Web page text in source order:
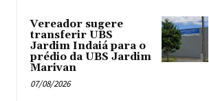
Vereador sugere
transferir UBS
Jardim Indaiá para o
prédio da UBS Jardim
Marivan
07/08/2026